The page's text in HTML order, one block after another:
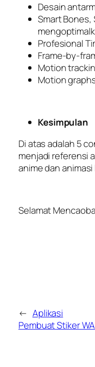
Desain
Smart Bones,
Profesional
Frame-by-
Motion
Motion
Kesimpulan
Di atas adalah 5
menjadi referensi
anime dan animasi
Selamat
← Aplikasi
Pembuat Stiker WA